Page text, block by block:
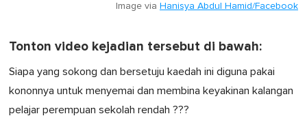
Image via Hanisya Abdul Hamid/Facebook
Tonton video kejadian tersebut di bawah:
Siapa yang sokong dan bersetuju kaedah ini diguna pakai
kononnya untuk menyemai dan membina keyakinan kalangan
pelajar perempuan sekolah rendah ???